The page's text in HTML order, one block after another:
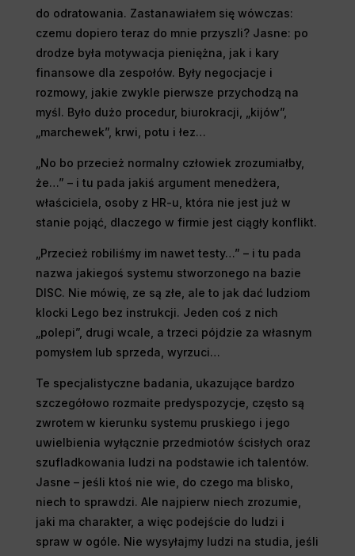
do odratowania. Zastanawiałem się wówczas:
czemu dopiero teraz do mnie przyszli? Jasne: po
drodze była motywacja pieniężna, jak i kary
finansowe dla zespołów. Były negocjacje i
rozmowy, jakie zwykle pierwsze przychodzą na
myśl. Było dużo procedur, biurokracji, „kijów”,
„marchewek”, krwi, potu i łez…
„No bo przecież normalny człowiek zrozumiałby,
że…” – i tu pada jakiś argument menedżera,
właściciela, osoby z HR-u, która nie jest już w
stanie pojąć, dlaczego w firmie jest ciągły konflikt.
„Przecież robiliśmy im nawet testy…” – i tu pada
nazwa jakiegoś systemu stworzonego na bazie
DISC. Nie mówię, ze są złe, ale to jak dać ludziom
klocki Lego bez instrukcji. Jeden coś z nich
„polepi”, drugi wcale, a trzeci pójdzie za własnym
pomysłem lub sprzeda, wyrzuci…
Te specjalistyczne badania, ukazujące bardzo
szczegółowo rozmaite predyspozycje, często są
zwrotem w kierunku systemu pruskiego i jego
uwielbienia wyłącznie przedmiotów ścisłych oraz
szufladkowania ludzi na podstawie ich talentów.
Jasne – jeśli ktoś nie wie, do czego ma blisko,
niech to sprawdzi. Ale najpierw niech zrozumie,
jaki ma charakter, a więc podejście do ludzi i
spraw w ogóle. Nie wysyłajmy ludzi na studia, jeśli